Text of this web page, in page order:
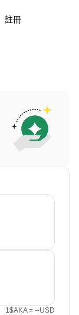
註冊
1$AKA = --USD